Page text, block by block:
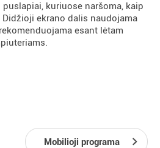
kuriuose naršoma, kaip
ekrano dalis naudojama
esant lėtam
Mobilioji programa